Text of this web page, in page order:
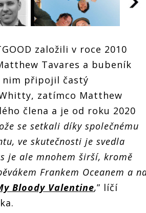
v
posilují
BADBADNOTGOOD, v
Sonu zahrají v červnu
založili v roce 2010
Tavares a bubeník
nim připojil častý
zatímco Matthew
člena a je od roku 2020
se setkali díky společnému
ve skutečnosti je svedla
je ale mnohem širší, kromě
Frankem Oceanem a
Bloody Valentine,” líčí